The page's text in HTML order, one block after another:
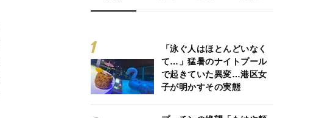
「泳ぐ人はほとんどいなく
て…」猛暑のナイトプール
で起きていた異変…港区女
子が明かすその実態